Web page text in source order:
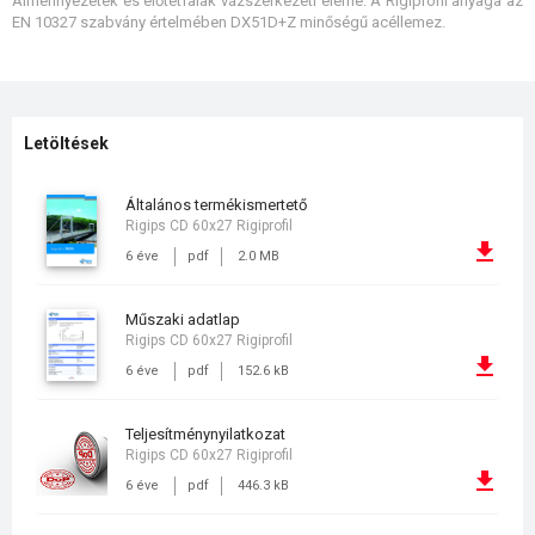
EN 10327 szabvány értelmében DX51D+Z minőségű acéllemez.
Letöltések
általános termékismertető
6 éve pdf 2.0 MB
Rigips CD 60x27 Rigiprofil
műszaki adatlap
6 éve pdf 152.6 kB
Rigips CD 60x27 Rigiprofil
teljesítménynyilatkozat
6 éve pdf 446.3 kB
Rigips CD 60x27 Rigiprofil